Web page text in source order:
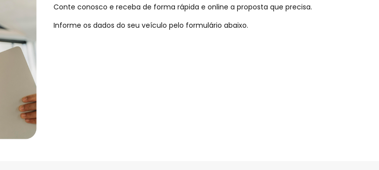
Conte conosco e receba de forma rápida e online a proposta que precisa.
Informe os dados do seu veículo pelo formulário abaixo.